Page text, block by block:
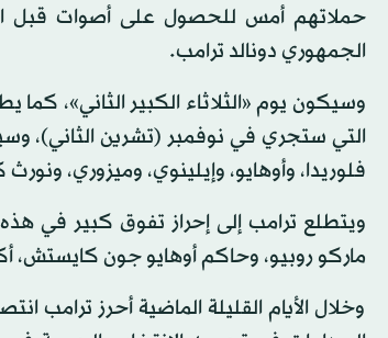
حملاتهم أمس للحصول على أصوات قبل
الجمهوري دونالد ترامب.
وسيكون يوم «الثلاثاء الكبير الثاني»، كما
التي ستجري في نوفمبر (تشرين الثاني)،
فلوريدا، وأوهايو، وإيلينوي، وميزوري، ونورث
ويتطلع ترامب إلى إحراز تفوق كبير في
ماركو روبيو، وحاكم أوهايو جون
وخلال الأيام القليلة الماضية أحرز ترامب